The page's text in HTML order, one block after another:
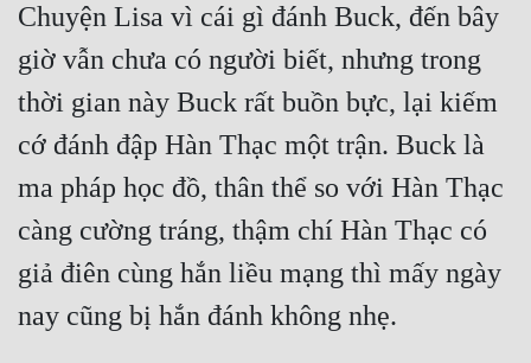
Chuyện Lisa vì cái gì đánh Buck, đến bây
giờ vẫn chưa có người biết, nhưng trong
thời gian này Buck rất buồn bực, lại kiếm
cớ đánh đập Hàn Thạc một trận. Buck là
ma pháp học đồ, thân thể so với Hàn Thạc
càng cường tráng, thậm chí Hàn Thạc có
giả điên cùng hắn liều mạng thì mấy ngày
nay cũng bị hắn đánh không nhẹ.